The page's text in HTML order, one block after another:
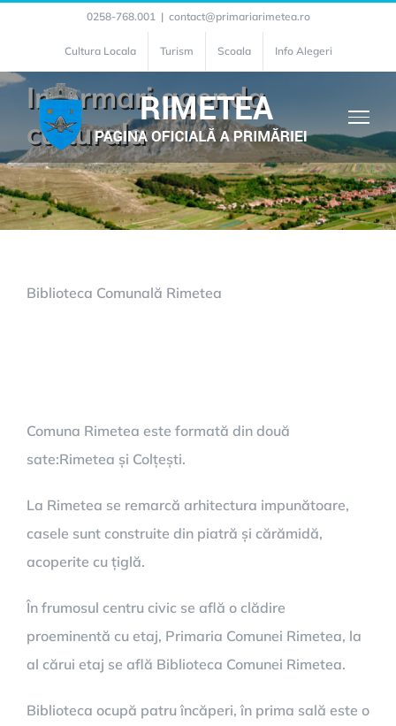
content
0258-768.001 | contact@primariarimetea.ro
Cultura Locala Turism Scoala Info Alegeri
Informari agenda
culturala
Biblioteca Comunală Rimetea
Comuna Rimetea este formată din două
sate:Rimetea și Colțești.
La Rimetea se remarcă arhitectura impunătoare,
casele sunt construite din piatră și cărămidă,
acoperite cu țiglă.
În frumosul centru civic se află o clădire
proeminentă cu etaj, Primaria Comunei Rimetea, la
al cărui etaj se află Biblioteca Comunei Rimetea.
Biblioteca ocupă patru încăperi, în prima sală este o